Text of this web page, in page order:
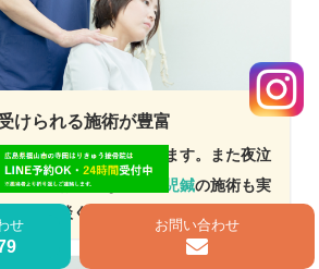
せ お問い合わせ
けられる施術が豊富
婦整体を実施しております。また夜泣
症状にお悩みなら、
小児鍼の施術も実
、ご相談ください。